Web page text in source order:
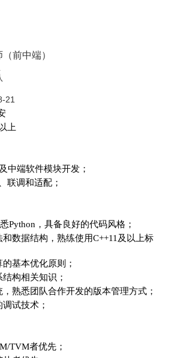
前中端）
21
上
中端软件模块开发；
联调和适配；
Python，具备良好的代码风格；
和数据结构，熟练使用C++11及以上标
的基本优化原则；
构相关知识；
，熟悉团队合作开发的版本管理方式；
调试技术；
TVM者优先；